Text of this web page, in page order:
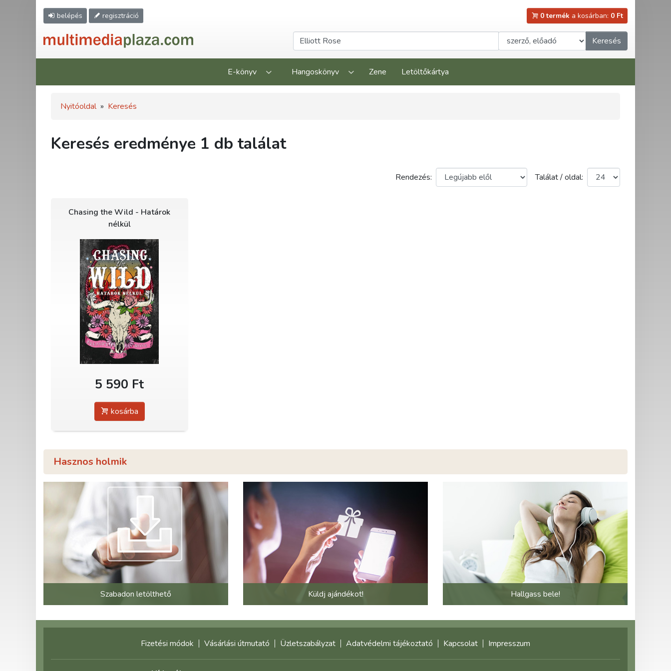
belépés regisztráció 0 termék a kosárban: 0 Ft
Keresés
E-könyv Hangoskönyv Zene Letöltőkártya
Nyitóoldal » Keresés
Keresés eredménye 1 db találat
Rendezés: Találat / oldal:
Chasing the Wild - Határok
nélkül
5 590 Ft
kosárba
Hasznos holmik
Szabadon letölthető Küldj ajándékot! Hallgass bele!
Fizetési módok Vásárlási útmutató Üzletszabályzat Adatvédelmi tájékoztató Kapcsolat Impresszum